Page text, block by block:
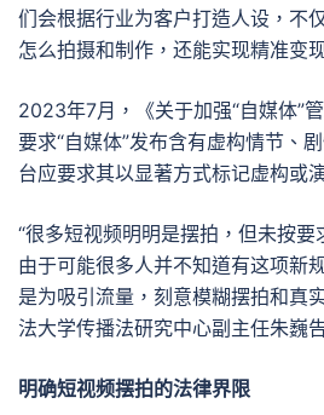
们会根据行业为客户打造人设，不
怎么拍摄和制作，还能实现精准变
2023年7月，《关于加强“自媒体”
要求“自媒体”发布含有虚构情节、
台应要求其以显著方式标记虚构或
“很多短视频明明是摆拍，但未按
由于可能很多人并不知道有这项新
是为吸引流量，刻意模糊摆拍和真
法大学传播法研究中心副主任朱巍
明确短视频摆拍的法律界限